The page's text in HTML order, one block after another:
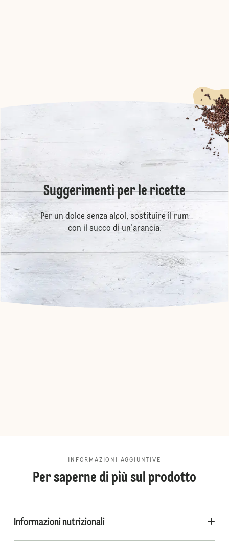
Suggerimenti per le ricette
Per un dolce senza alcol, sostituire il rum
con il succo di un'arancia.
INFORMAZIONI AGGIUNTIVE
Per saperne di più sul prodotto
Informazioni nutrizionali